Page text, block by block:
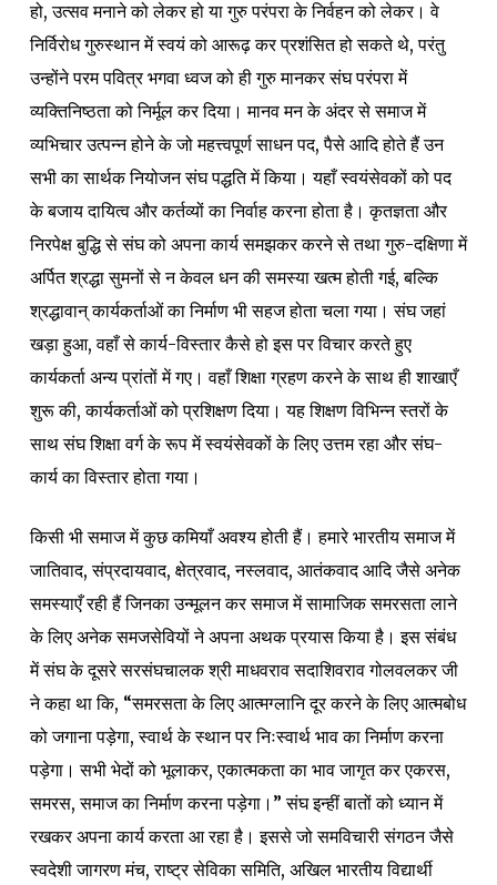
हो, उत्सव मनाने को लेकर हो या गुरु परंपरा के निर्वहन को लेकर। वे
निर्विरोध गुरुस्थान में स्वयं को आरूढ़ कर प्रशंसित हो सकते थे, परंतु
उन्होंने परम पवित्र भगवा ध्वज को ही गुरु मानकर संघ परंपरा में
व्यक्तिनिष्ठता को निर्मूल कर दिया। मानव मन के अंदर से समाज में
व्यभिचार उत्पन्न होने के जो महत्त्वपूर्ण साधन पद, पैसे आदि होते हैं उन
सभी का सार्थक नियोजन संघ पद्धति में किया। यहाँ स्वयंसेवकों को पद
के बजाय दायित्व और कर्तव्यों का निर्वाह करना होता है। कृतज्ञता और
निरपेक्ष बुद्धि से संघ को अपना कार्य समझकर करने से तथा गुरु-दक्षिणा में
अर्पित श्रद्धा सुमनों से न केवल धन की समस्या खत्म होती गई, बल्कि
श्रद्धावान् कार्यकर्ताओं का निर्माण भी सहज होता चला गया। संघ जहां
खड़ा हुआ, वहाँ से कार्य-विस्तार कैसे हो इस पर विचार करते हुए
कार्यकर्ता अन्य प्रांतों में गए। वहाँ शिक्षा ग्रहण करने के साथ ही शाखाएँ
शुरू की, कार्यकर्ताओं को प्रशिक्षण दिया। यह शिक्षण विभिन्न स्तरों के
साथ संघ शिक्षा वर्ग के रूप में स्वयंसेवकों के लिए उत्तम रहा और संघ-
कार्य का विस्तार होता गया।
किसी भी समाज में कुछ कमियाँ अवश्य होती हैं। हमारे भारतीय समाज में
जातिवाद, संप्रदायवाद, क्षेत्रवाद, नस्लवाद, आतंकवाद आदि जैसे अनेक
समस्याएँ रही हैं जिनका उन्मूलन कर समाज में सामाजिक समरसता लाने
के लिए अनेक समजसेवियों ने अपना अथक प्रयास किया है। इस संबंध
में संघ के दूसरे सरसंघचालक श्री माधवराव सदाशिवराव गोलवलकर जी
ने कहा था कि, “समरसता के लिए आत्मग्लानि दूर करने के लिए आत्मबोध
को जगाना पड़ेगा, स्वार्थ के स्थान पर निःस्वार्थ भाव का निर्माण करना
पड़ेगा। सभी भेदों को भूलाकर, एकात्मकता का भाव जागृत कर एकरस,
समरस, समाज का निर्माण करना पड़ेगा।” संघ इन्हीं बातों को ध्यान में
रखकर अपना कार्य करता आ रहा है। इससे जो समविचारी संगठन जैसे
स्वदेशी जागरण मंच, राष्ट्र सेविका समिति, अखिल भारतीय विद्यार्थी